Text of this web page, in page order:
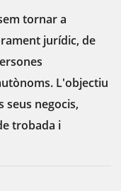
tornar a
jurídic, de
L'objectiu
seus negocis,
trobada i